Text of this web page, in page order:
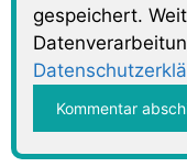
gespeichert.